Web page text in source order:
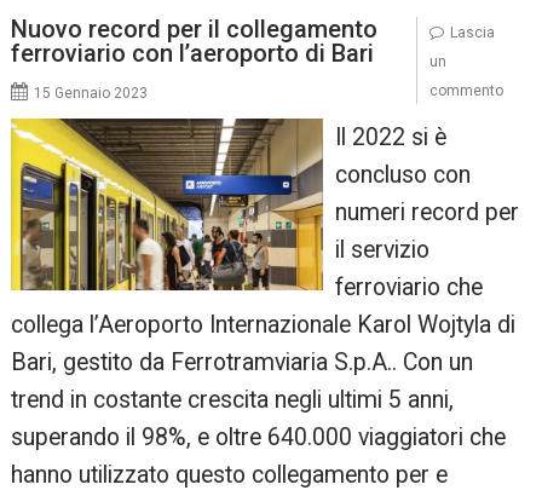
Nuovo record per il collegamento
ferroviario con l’aeroporto di Bari
15 Gennaio 2023
Il 2022 si è
concluso con
numeri record per
il servizio
ferroviario che
collega l’Aeroporto Internazionale Karol Wojtyla di
Bari, gestito da Ferrotramviaria S.p.A.. Con un
trend in costante crescita negli ultimi 5 anni,
superando il 98%, e oltre 640.000 viaggiatori che
hanno utilizzato questo collegamento per e
Lascia
un
commento